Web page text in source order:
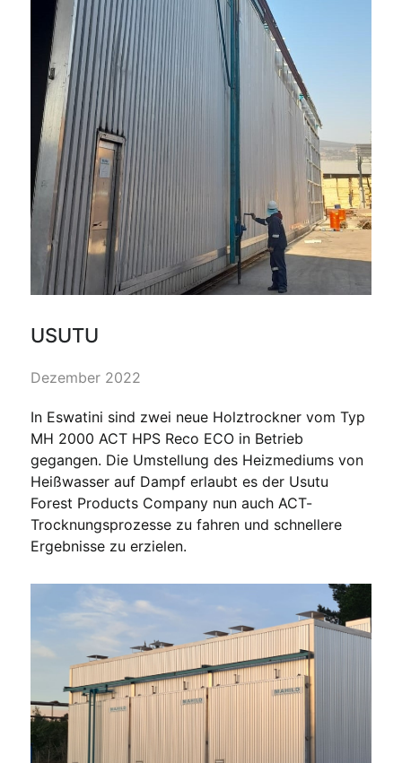
USUTU
Dezember 2022
In Eswatini sind zwei neue Holztrockner vom Typ
MH 2000 ACT HPS Reco ECO in Betrieb
gegangen. Die Umstellung des Heizmediums von
Heißwasser auf Dampf erlaubt es der Usutu
Forest Products Company nun auch ACT-
Trocknungsprozesse zu fahren und schnellere
Ergebnisse zu erzielen.